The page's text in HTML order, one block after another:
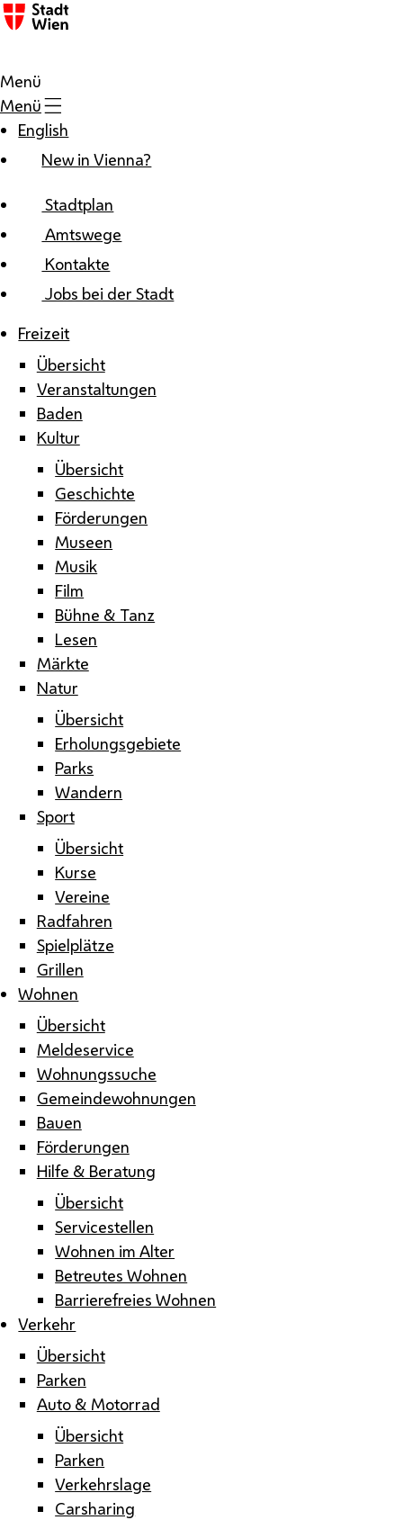
Zum Inhalt
Menü
Menü
English
New in Vienna?
Stadtplan
Amtswege
Kontakte
Jobs bei der Stadt
Freizeit
Übersicht
Veranstaltungen
Baden
Kultur
Übersicht
Geschichte
Förderungen
Museen
Musik
Film
Bühne & Tanz
Lesen
Märkte
Natur
Übersicht
Erholungsgebiete
Parks
Wandern
Sport
Übersicht
Kurse
Vereine
Radfahren
Spielplätze
Grillen
Wohnen
Übersicht
Meldeservice
Wohnungssuche
Gemeindewohnungen
Bauen
Förderungen
Hilfe & Beratung
Übersicht
Servicestellen
Wohnen im Alter
Betreutes Wohnen
Barrierefreies Wohnen
Verkehr
Übersicht
Parken
Auto & Motorrad
Übersicht
Parken
Verkehrslage
Carsharing